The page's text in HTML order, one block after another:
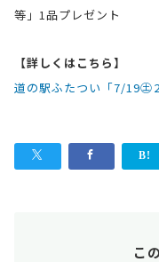
等」1品プレゼント
【詳しくはこちら】
道の駅ふたつい「7/19㊏
こ